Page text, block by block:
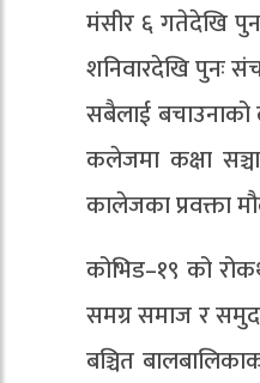
मंसीर ६ गतेदेखि
शनिवारदेखि पुनः
सबैलाई बचाउनाको
कलेजमा कक्षा
कालेजका प्रवक्ता
कोभिड–१९ को
समग्र समाज र
बञ्चित